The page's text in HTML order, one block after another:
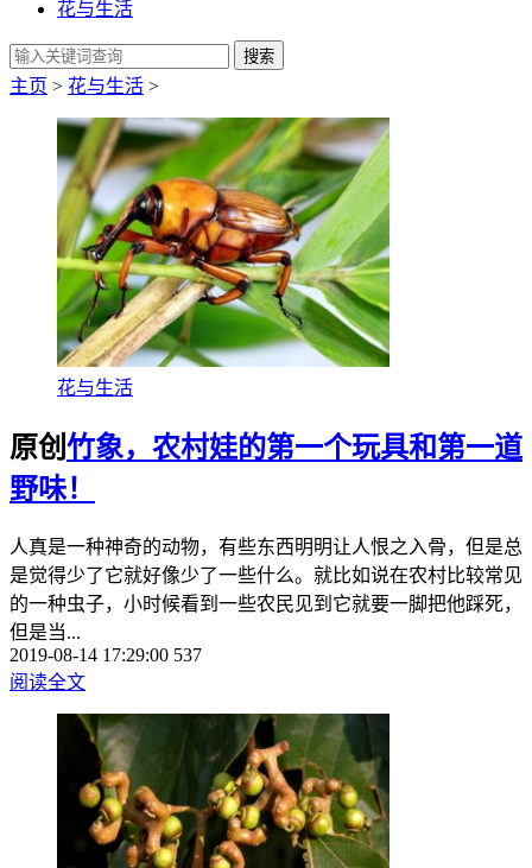
花与生活
搜索
主页 > 花与生活 >
花与生活
原创竹象，农村娃的第一个玩具和第一道
野味！
人真是一种神奇的动物，有些东西明明让人恨之入骨，但是总
是觉得少了它就好像少了一些什么。就比如说在农村比较常见
的一种虫子，小时候看到一些农民见到它就要一脚把他踩死，
但是当...
2019-08-14 17:29:00 537
阅读全文